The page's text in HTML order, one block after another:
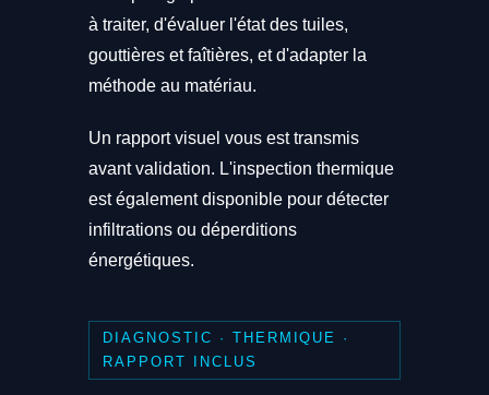
à traiter, d'évaluer l'état des tuiles,
gouttières et faîtières, et d'adapter la
méthode au matériau.
Un rapport visuel vous est transmis
avant validation. L'inspection thermique
est également disponible pour détecter
infiltrations ou déperditions
énergétiques.
DIAGNOSTIC · THERMIQUE ·
RAPPORT INCLUS